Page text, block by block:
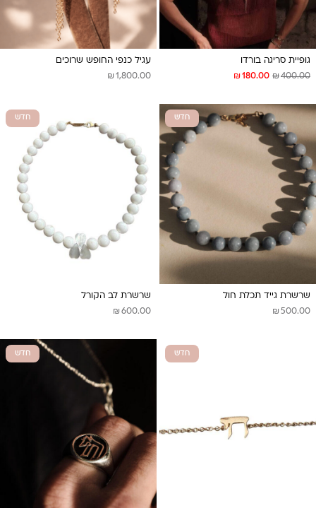
גופיית סריגה בורדו
₪180.00 ₪400.00
עגיל כנפי החופש שרוכים
₪ 1,800.00
חדש
שרשרת גייד תכלת חול
₪ 500.00
חדש
שרשרת לב הקורל
₪ 600.00
חדש חדש